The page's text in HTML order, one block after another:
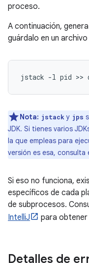
proceso.
A continuación,
guárdalo en un archivo
Nota: jstack y jps
JDK. Si tienes varios
la que empleas para
versión es esa, consulta
Si eso no funciona,
específicos de cada
de subprocesos.
IntelliJ
para
Detalles de